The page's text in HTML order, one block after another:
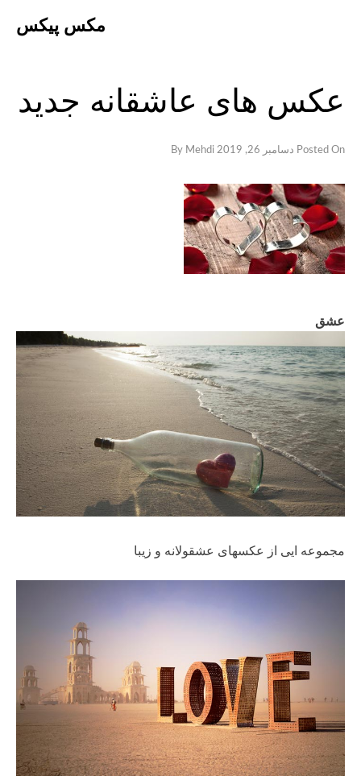
مکس پیکس
عکس های عاشقانه جدید
Posted On دسامبر 26, 2019 Mehdi
عشق
مجموعه ایی از عکسهای عشقولانه و زیبا